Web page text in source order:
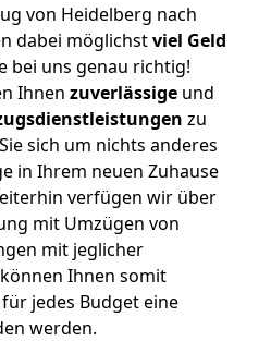
von Heidelberg nach
dabei möglichstviel Geld
bei uns genau richtig!
Ihnen zuverlässige und
zu
sich um nichts anderes
in Ihrem neuen Zuhause
verfügen wir über
mit Umzügen von
mit jeglicher
Ihnen somit
jedes Budget eine
werden.